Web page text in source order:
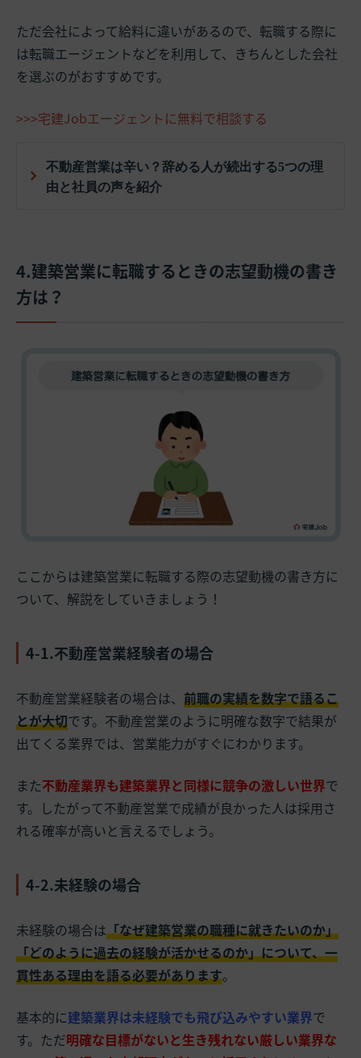
ただ会社によって給料に違いがあるので、転職する際に
は転職エージェントなどを利用して、きちんとした会社
を選ぶのがおすすめです。
>>>宅建Jobエージェントに無料で相談する
不動産営業は辛い？辞める人が続出する5つの理
由と社員の声を紹介
4.建築営業に転職するときの志望動機の書き
方は？
ここからは建築営業に転職する際の志望動機の書き方に
ついて、解説をしていきましょう！
4-1.不動産営業経験者の場合
不動産営業経験者の場合は、 前職の実績を数字で語るこ
とが大切です。不動産営業のように明確な数字で結果が
出てくる業界では、営業能力がすぐにわかります。
また不動産業界も建築業界と同様に競争の激しい世界で
す。したがって不動産営業で成績が良かった人は採用さ
れる確率が高いと言えるでしょう。
4-2.未経験の場合
未経験の場合は「なぜ建築営業の職種に就きたいのか」
「どのように過去の経験が活かせるのか」について、一
貫性ある理由を語る必要があります。
基本的に建築業界は未経験でも飛び込みやすい業界で
す。ただ明確な目標がないと生き残れない厳しい業界な